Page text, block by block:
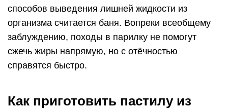
способов выведения лишней жидкости из
организма считается баня. Вопреки всеобщему
заблуждению, походы в парилку не помогут
сжечь жиры напрямую, но с отёчностью
справятся быстро.
Как приготовить пастилу из